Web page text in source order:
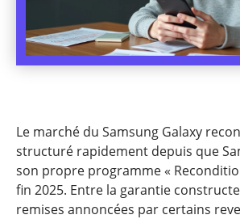
Le marché du Samsung Galaxy
structuré rapidement depuis que
son propre programme «
fin 2025. Entre la garantie
remises annoncées par certains